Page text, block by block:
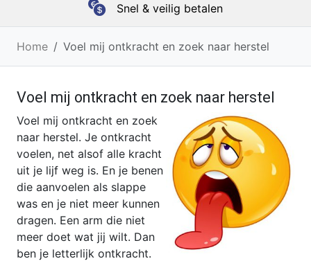
Snel & veilig betalen
Home Voel mij ontkracht en zoek naar herstel
Voel mij ontkracht en zoek naar herstel
Voel mij ontkracht en zoek
naar herstel. Je ontkracht
voelen, net alsof alle kracht
uit je lijf weg is. En je benen
die aanvoelen als slappe
was en je niet meer kunnen
dragen. Een arm die niet
meer doet wat jij wilt. Dan
ben je letterlijk ontkracht.